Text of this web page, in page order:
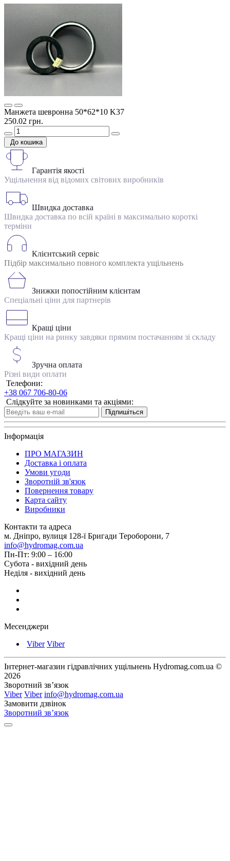
Манжета шевронна 50*62*10 K37
250.02 грн.
До кошика
Гарантія якості
Ущільнення від відомих світових виробників
Швидка доставка
Швидка доставка по всій країні в максимально короткі
терміни
Клієнтський сервіс
Підбір максимально повного комплекта ущільнень
Знижки попостійним клієнтам
Спеціальні ціни для партнерів
Кращі ціни
Кращі ціни на ринку завдяки прямим постачанням зі складу
Зручна оплата
Різні види оплати
Телефони:
+38 067 706-80-06
Слідкуйте за новинками та акціями:
Підпишіться
Інформація
ПРО МАГАЗИН
Доставка і оплата
Умови угоди
Зворотній зв'язок
Повернення товару
Карта сайту
Виробники
Контакти та адреса
м. Дніпро, вулиця 128-ї Бригади Тероборони, 7
info@hydromag.com.ua
Пн-Пт: 9:00 – 16:00
Субота - вихідний день
Неділя - вихідний день
Месенджери
Viber Viber
Інтернет-магазин гідравлічних ущільнень Hydromag.com.ua ©
2026
Зворотний зв’язок
Viber Viber info@hydromag.com.ua
Замовити дзвінок
Зворотний зв’язок